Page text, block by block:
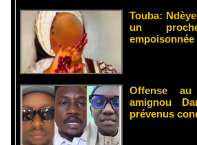
Touba:
un
Offense
amignou
prévenus